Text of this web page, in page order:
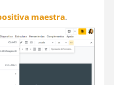
maestra.